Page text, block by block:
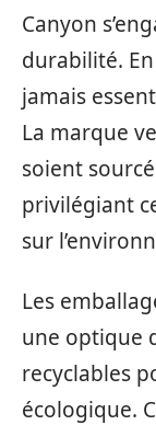
Canyon
durabilité.
jamais
La marque
soient
privilégiant
sur
Les
une optique
recyclables
écologique.